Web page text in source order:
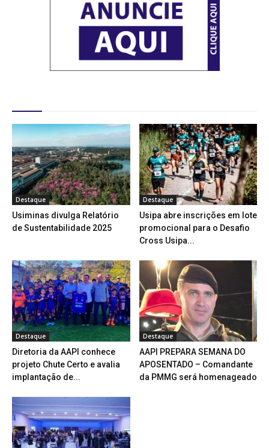
Destaque
Usiminas divulga Relatório
de Sustentabilidade 2025
Destaque
Usipa abre inscrições em lote
promocional para o Desafio
Cross Usipa...
Destaque
Diretoria da AAPI conhece
projeto Chute Certo e avalia
implantação de...
Destaque
AAPI PREPARA SEMANA DO
APOSENTADO – Comandante
da PMMG será homenageado